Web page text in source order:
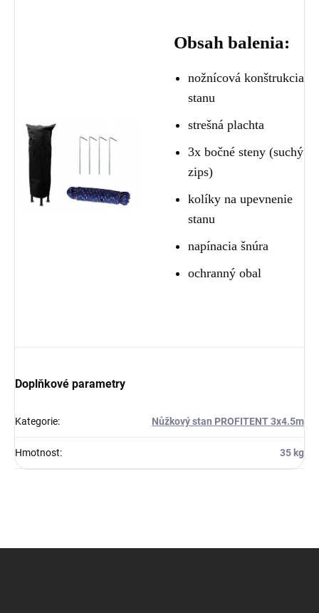
Obsah balenia:
nožnícová konštrukcia
stanu
strešná plachta
3x bočné steny (suchý
zips)
kolíky na upevnenie
stanu
napínacia šnúra
ochranný obal
Doplňkové parametry
Kategorie: Nůžkový stan PROFITENT 3x4.5m
Hmotnost: 35 kg